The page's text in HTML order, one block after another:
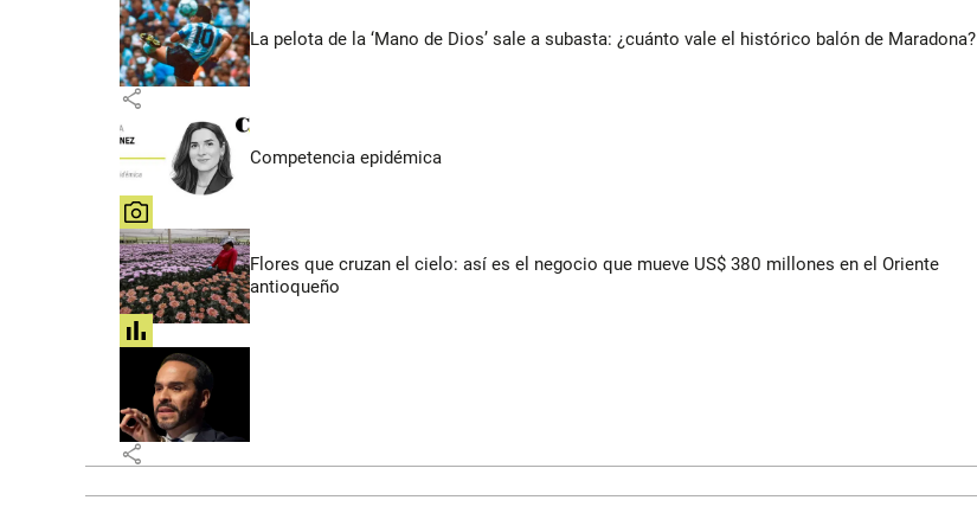
La pelota de la ‘Mano de Dios’ sale a subasta: ¿cuánto vale el histórico balón de Maradona?
share
Competencia epidémica
share
Flores que cruzan el cielo: así es el negocio que mueve US$ 380 millones en el Oriente
antioqueño
share
share